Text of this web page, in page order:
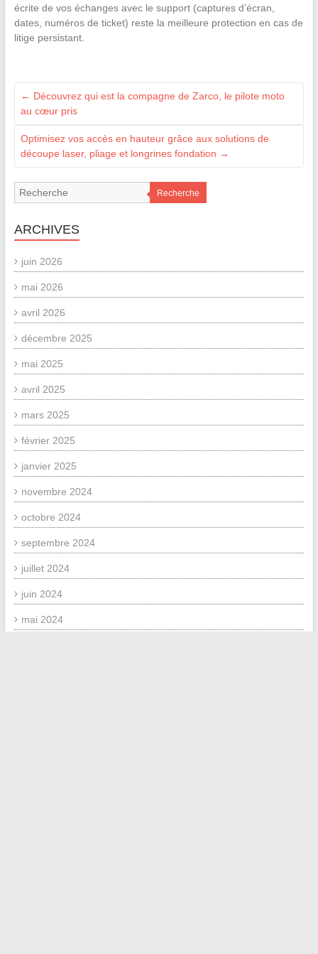
écrite de vos échanges avec le support (captures d’écran,
dates, numéros de ticket) reste la meilleure protection en cas de
litige persistant.
← Découvrez qui est la compagne de Zarco, le pilote moto
au cœur pris
Optimisez vos accès en hauteur grâce aux solutions de
découpe laser, pliage et longrines fondation →
Recherche
ARCHIVES
juin 2026
mai 2026
avril 2026
décembre 2025
mai 2025
avril 2025
mars 2025
février 2025
janvier 2025
novembre 2024
octobre 2024
septembre 2024
juillet 2024
juin 2024
mai 2024